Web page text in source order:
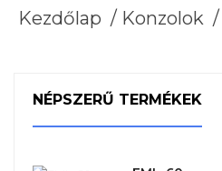
Kezdőlap / Konzolok /
NÉPSZERŰ TERMÉKEK